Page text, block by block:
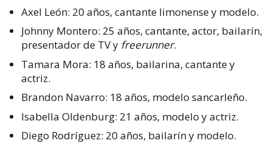
Axel León: 20 años, cantante limonense y modelo.
Johnny Montero: 25 años, cantante, actor, bailarín,
presentador de TV y freerunner.
Tamara Mora: 18 años, bailarina, cantante y
actriz.
Brandon Navarro: 18 años, modelo sancarleño.
Isabella Oldenburg: 21 años, modelo y actriz.
Diego Rodríguez: 20 años, bailarín y modelo.